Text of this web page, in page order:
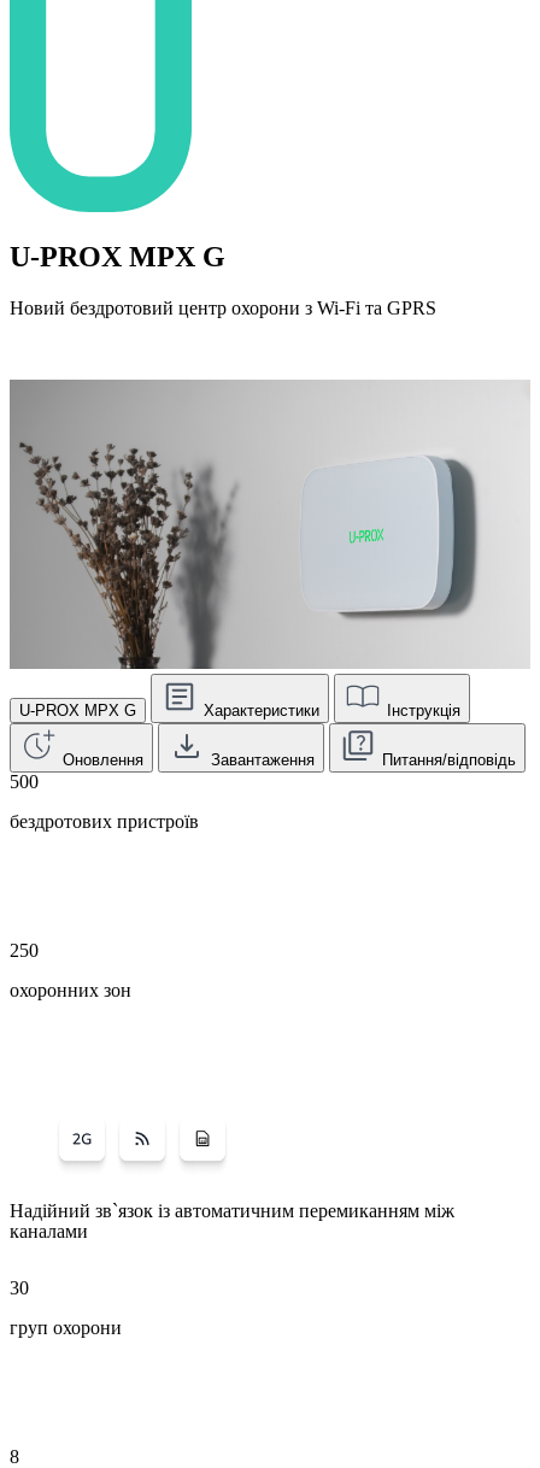
U-PROX MPX G
Новий бездротовий центр охорони з Wi-Fi та GPRS
U-PROX MPX G Характеристики Інструкція
Оновлення Завантаження Питання/відповідь
500
бездротових пристроїв
250
охоронних зон
Надійний зв`язок із автоматичним перемиканням між
каналами
30
груп охорони
8